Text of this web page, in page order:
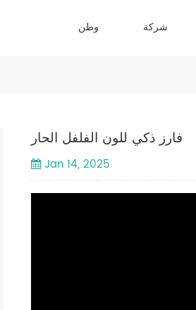
وطن شركة
فارز ذكي للون الفلفل الحار
Jan 14, 2025